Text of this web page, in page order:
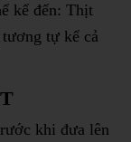
kể đến: Thịt
tự kể cả
khi đưa lên